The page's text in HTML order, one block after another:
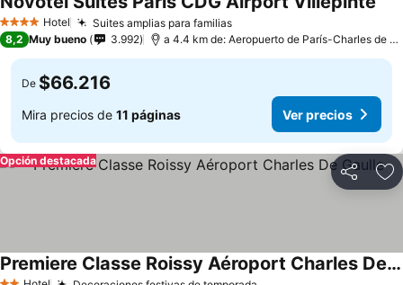
4 EstrellasHotel Suites amplias para familias
8,2 Muy bueno 3.992 a 4.4 km de: Aeropuerto de París-Charles de Gaulle
De $66.216
Mira precios de 11 páginas Ver precios
Compartir
Opción destacada
Premiere Classe Roissy Aéroport Charles De Gaulle